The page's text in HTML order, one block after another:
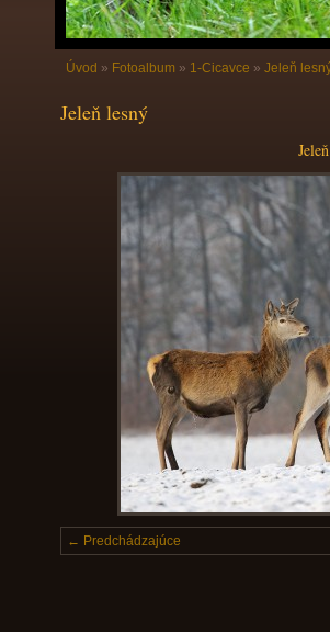
Úvod » Fotoalbum » 1-Cicavce » Jeleň
Jeleň lesný
← Predchádzajúce